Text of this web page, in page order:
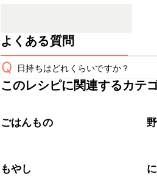
よくある質問
Q 日持ちはどれくらいですか？
こちらのレシピは出来たてをお召
※日持ちは目安です。
このレシピに関連するカテ
ごはんもの
もやし